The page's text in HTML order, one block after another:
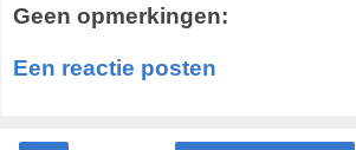
Geen opmerkingen:
Een reactie posten